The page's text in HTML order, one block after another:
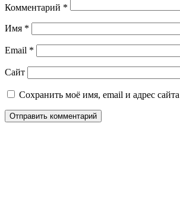
Комментарий *
Имя *
Email *
Сайт
Сохранить моё имя, email и адрес